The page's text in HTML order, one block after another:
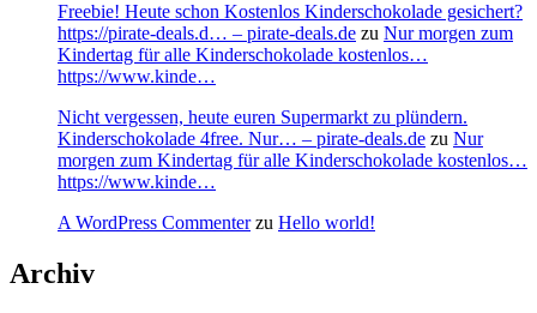
Freebie! Heute schon Kostenlos Kinderschokolade gesichert?
https://pirate-deals.d… – pirate-deals.de zu Nur morgen zum
Kindertag für alle Kinderschokolade kostenlos…
https://www.kinde…
Nicht vergessen, heute euren Supermarkt zu plündern.
Kinderschokolade 4free. Nur… – pirate-deals.de zu Nur
morgen zum Kindertag für alle Kinderschokolade kostenlos…
https://www.kinde…
A WordPress Commenterzu Hello world!
Archiv